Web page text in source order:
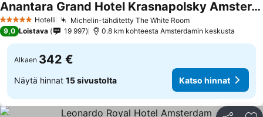
5 Tähtiluokitus
Hotelli Michelin-tähditetty The White Room
Anantara Grand Hotel Krasnapolsky Amsterdam
9,0 Loistava 19 997 0.8 km kohteesta Amsterdamin keskusta
Alkaen 342 €
Näytä hinnat 15 sivustolta Katso hinnat